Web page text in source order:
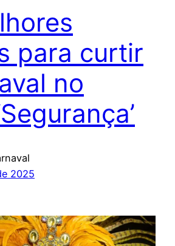
para curtir
no
2025